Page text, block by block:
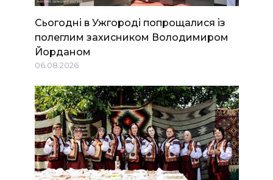
Сьогодні в Ужгороді попрощалися із
полеглим захисником Володимиром
Йорданом
06.08.2026